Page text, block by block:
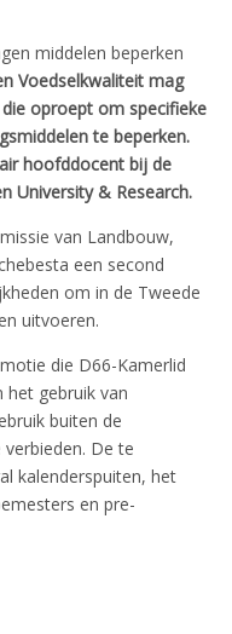
Voedselkwaliteit mag
oproept om specifieke
te beperken.
hoofddocent bij de
University & Research.
van Landbouw,
een second
om in de Tweede
uitvoeren.
die D66-Kamerlid
het gebruik van
buiten de
De te
kalenderspuiten, het
en pre-